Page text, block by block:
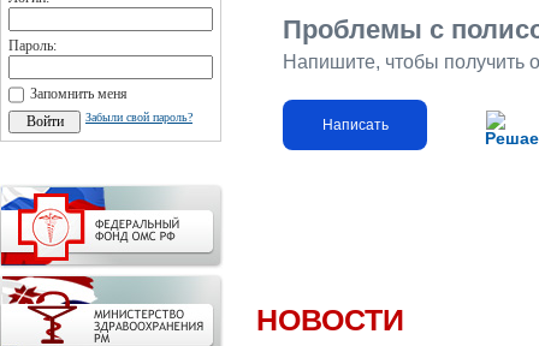
Пароль:
Запомнить меня
Забыли свой пароль?
Проблемы с
Напишите, чтобы получить
Написать
НОВОСТИ